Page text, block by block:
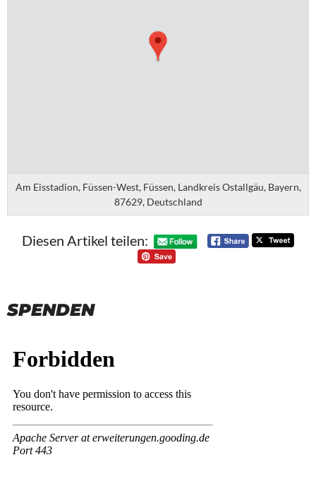
Am Eisstadion, Füssen-West, Füssen, Landkreis Ostallgäu, Bayern,
87629, Deutschland
Diesen Artikel teilen:
SPENDEN